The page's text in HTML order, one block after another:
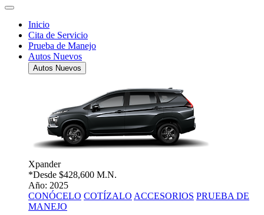
Inicio
Cita de Servicio
Prueba de Manejo
Autos Nuevos
Autos Nuevos
Xpander
*Desde $428,600 M.N.
Año: 2025
CONÓCELO COTÍZALO ACCESORIOS PRUEBA DE
MANEJO